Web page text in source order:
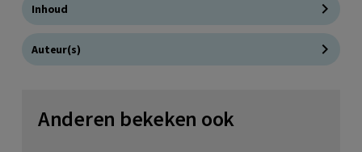
Inhoud
Auteur(s)
Anderen bekeken ook